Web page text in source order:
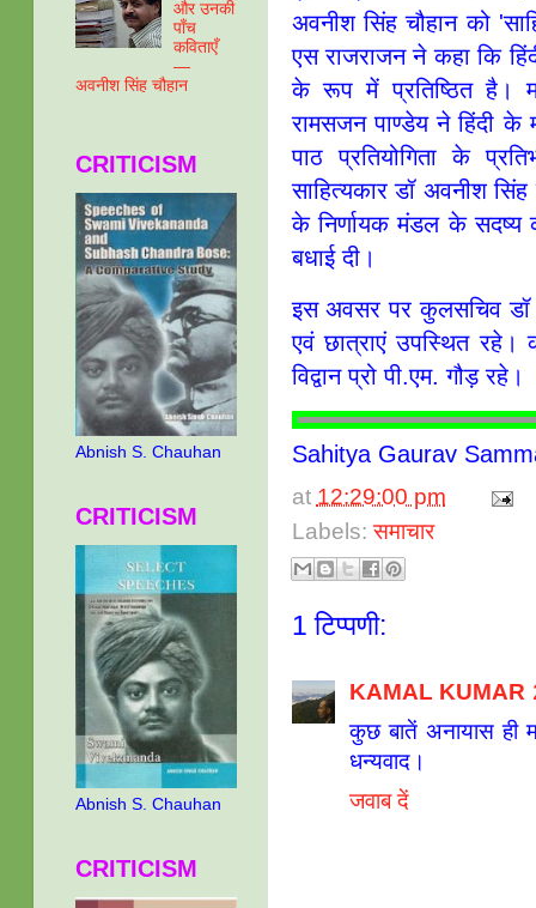
अवनीश सिंह चौहान को
एस राजराजन ने कहा कि
के रूप में प्रतिष्ठित है।
रामसजन पाण्डेय ने हिंदी के
पाठ प्रतियोगिता के
साहित्यकार डॉ अवनीश सिंह
के निर्णायक मंडल के सदष्य
बधाई दी।
इस अवसर पर कुलसचिव डॉ
एवं छात्राएं उपस्थित रहे।
विद्वान प्रो पी.एम. गौड़ रहे।
Sahitya Gaurav
at 12:29:00 pm
Labels:समाचार
1 टिप्पणी:
KAMAL KUMAR
कुछ बातें अनायास
धन्यवाद।
जवाब दें
और उनकी
पाँच
कविताएँ
—
अवनीश सिंह चौहान
CRITICISM
Abnish S. Chauhan
CRITICISM
Abnish S. Chauhan
CRITICISM